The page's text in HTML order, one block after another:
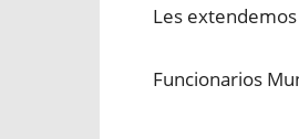
Les
Funcionarios